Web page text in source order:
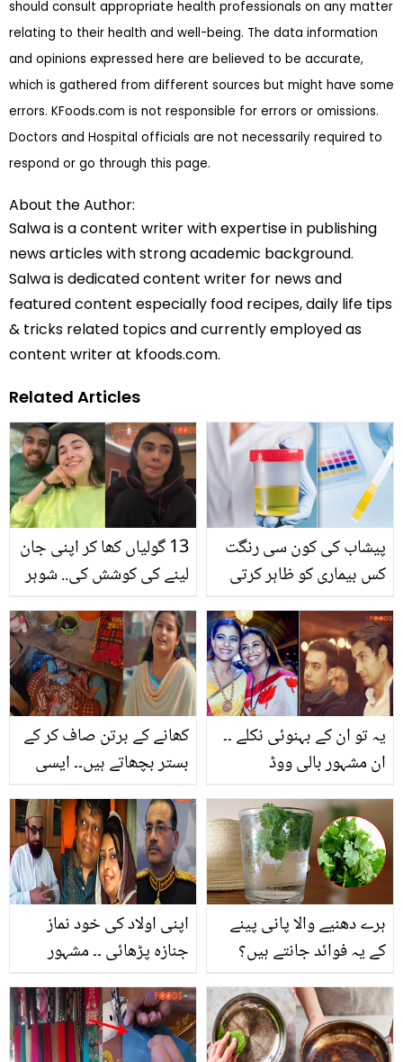
should consult appropriate health professionals on any matter
relating to their health and well-being. The data information
and opinions expressed here are believed to be accurate,
which is gathered from different sources but might have some
errors. KFoods.com is not responsible for errors or omissions.
Doctors and Hospital officials are not necessarily required to
respond or go through this page.
About the Author:
Salwa is a content writer with expertise in publishing
news articles with strong academic background.
Salwa is dedicated content writer for news and
featured content especially food recipes, daily life tips
& tricks related topics and currently employed as
content writer at kfoods.com.
Related Articles
13 گولیاں کھا کر اپنی جان
لینے کی کوشش کی.. شوہر
صحیفہ جبار بات کرتے ہوئے
کیوں رونے لگیں؟
پیشاب کی کون سی رنگت
کس بیماری کو ظاہر کرتی
رجوع کرنا چاہیے؟
کھانے کے برتن صاف کر کے
بستر بچھاتے ہیں۔۔ ایسی
شوہر اور بچوں کے ساتھ
کچن میں رات گزارتی ہے
یہ تو ان کے بہنوئی نکلے ۔۔
ان مشہور بالی ووڈ
میں کیا رشتہ داری نکل
آئی؟ اتنے سالوں سے مداح
بھی نہیں جانتے تھے
اپنی اولاد کی خود نماز
جنازہ پڑھائی ۔۔ مشہور
محبت کا انداز، جس نے
سب کو جذباتی کر دیا
ہرے دھنیے والا پانی پینے
کے یہ فوائد جانتے ہیں؟